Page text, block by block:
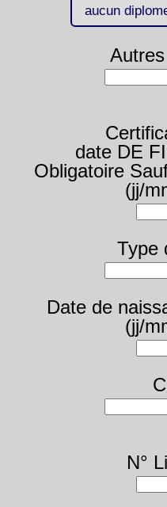
date DE
Obligatoire
(jj/
Type
Date de
(jj/
N°